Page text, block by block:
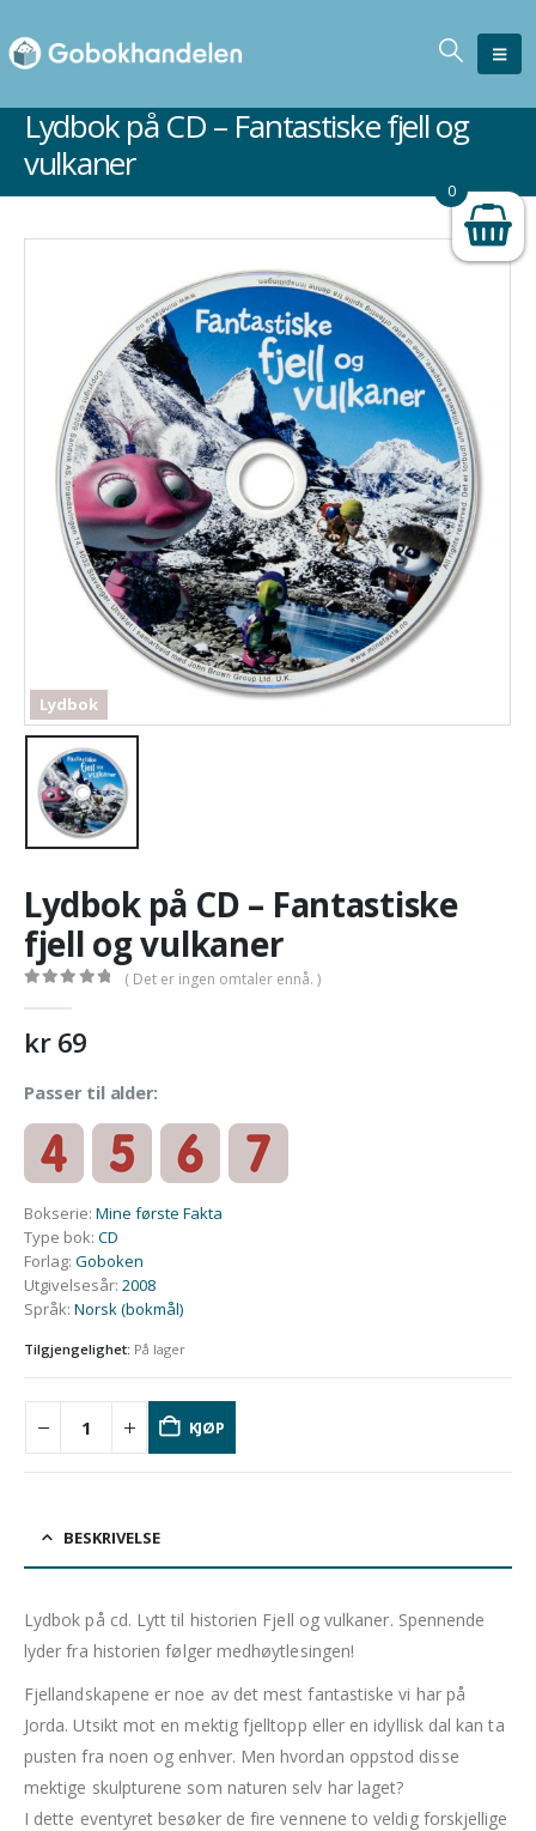
Lydbok på CD – Fantastiske fjell og
vulkaner
Lydbok
Lydbok på CD – Fantastiske
fjell og vulkaner
( Det er ingen omtaler ennå. )
kr69
Passer til alder:
Bokserie: Mine første Fakta
Type bok: CD
Forlag: Goboken
Utgivelsesår: 2008
Språk: Norsk (bokmål)
Tilgjengelighet: På lager
KJØP
BESKRIVELSE
Lydbok på cd. Lytt til historien Fjell og vulkaner. Spennende
lyder fra historien følger medhøytlesingen!
Fjellandskapene er noe av det mest fantastiske vi har på
Jorda. Utsikt mot en mektig fjelltopp eller en idyllisk dal kan ta
pusten fra noen og enhver. Men hvordan oppstod disse
mektige skulpturene som naturen selv har laget?
I dette eventyret besøker de fire vennene to veldig forskjellige
0